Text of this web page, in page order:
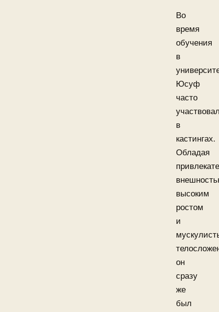
Во
время
обучения
в
Юсуф
часто
в
кастингах.
Обладая
высоким
ростом
и
он
сразу
же
был